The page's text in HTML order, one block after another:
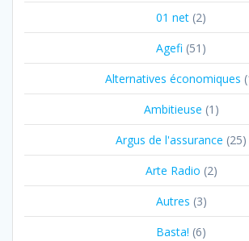
01 net (2)
Agefi (51)
Alternatives économiques
Ambitieuse (1)
Argus de l'assurance (25)
Arte Radio (2)
Autres (3)
Basta! (6)